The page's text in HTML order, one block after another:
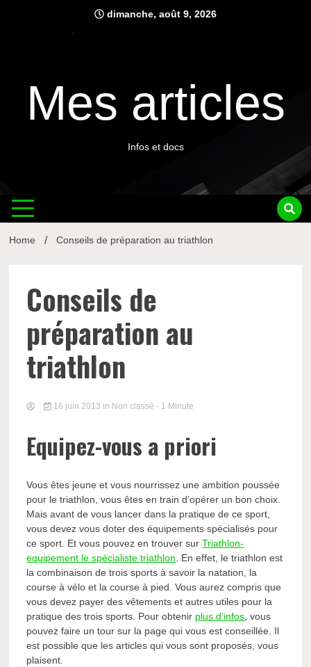
dimanche, août 9, 2026
Mes articles
Infos et docs
Home Conseils de préparation au triathlon
Conseils de
préparation au
triathlon
16 juin 2013 in Non classé - 1 Minute
Equipez-vous a priori
Vous êtes jeune et vous nourrissez une ambition poussée
pour le triathlon, vous êtes en train d’opérer un bon choix.
Mais avant de vous lancer dans la pratique de ce sport,
vous devez vous doter des équipements spécialisés pour
ce sport. Et vous pouvez en trouver surTriathlon-
equipement le spécialiste triathlon . En effet, le triathlon est
la combinaison de trois sports à savoir la natation, la
course à vélo et la course à pied. Vous aurez compris que
vous devez payer des vêtements et autres utiles pour la
pratique des trois sports. Pour obtenir plus d’infos , vous
pouvez faire un tour sur la page qui vous est conseillée. Il
est possible que les articles qui vous sont proposés, vous
plaisent.